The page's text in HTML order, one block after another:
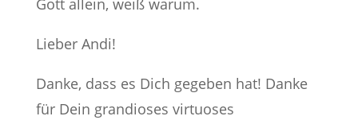
Gott allein, weiß warum.
Lieber Andi!
Danke, dass es Dich gegeben hat! Danke
für Dein grandioses virtuoses